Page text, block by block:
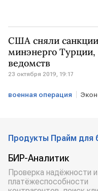
США сняли
минэнерго Турции,
ведомств
23 октября 2019, 19:17
военная операция
Продукты Прайм для
БИР-Аналитик
Проверка надёжности и
платёжеспособности